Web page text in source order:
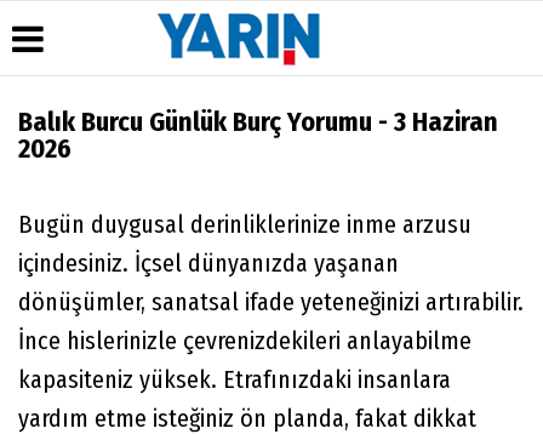
Üye Paneli
Gazete
Arşivi
Günün
Haberleri
Manşetleri
Anketler
Biyografiler
Çerez
Politikası
İlkeleri
Balık Burcu Günlük Burç Yorumu - 3 Haziran
2026
Bugün duygusal derinliklerinize inme arzusu
içindesiniz. İçsel dünyanızda yaşanan
dönüşümler, sanatsal ifade yeteneğinizi artırabilir.
İnce hislerinizle çevrenizdekileri anlayabilme
kapasiteniz yüksek. Etrafınızdaki insanlara
yardım etme isteğiniz ön planda, fakat dikkat